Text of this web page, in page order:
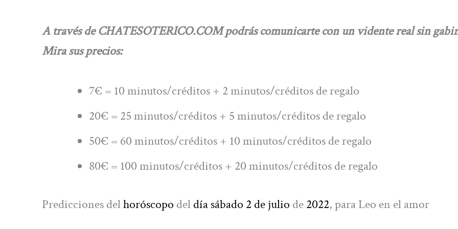
A través de CHATESOTERICO.COM podrás comunicarte con un vidente real sin
Mira sus precios:
7€ = 10 minutos/créditos + 2 minutos/créditos de regalo
20€ = 25 minutos/créditos + 5 minutos/créditos de regalo
50€ = 60 minutos/créditos + 10 minutos/créditos de regalo
80€ = 100 minutos/créditos + 20 minutos/créditos de regalo
Predicciones delhoróscopo deldía sábado 2 de julio de2022, para Leo en el amor